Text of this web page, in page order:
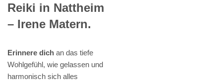
Reiki in Nattheim
– Irene Matern.
Erinnere dich an das tiefe
Wohlgefühl, wie gelassen und
harmonisch sich alles